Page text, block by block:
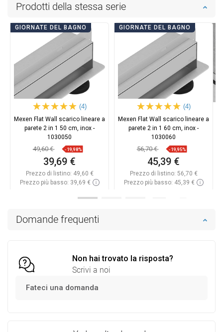
Domande frequenti
Non hai trovato la risposta?
Scrivi a noi
Fateci una domanda
Prodotti della stessa serie
GIORNATE DEL BAGNO
(4)
Mexen Flat Wall scarico lineare a
parete 2 in 1 50 cm, inox -
1030050
49,60 € -19,98%
39,69 €
Prezzo di listino: 49,60 €
Prezzo più basso: 39,69 €
GIORNATE DEL BAGNO
(4)
Mexen Flat Wall scarico lineare a
parete 2 in 1 60 cm, inox -
1030060
56,70 € -19,95%
45,39 €
Prezzo di listino: 56,70 €
Prezzo più basso: 45,39 €